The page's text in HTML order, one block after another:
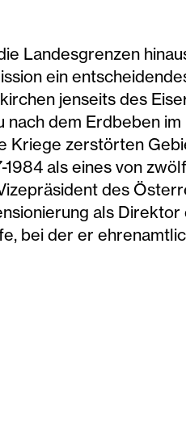
Landesgrenzen
ein
jenseits des
dem Erdbeben im
Kriege zerstörten
als eines von
des
als
bei der er